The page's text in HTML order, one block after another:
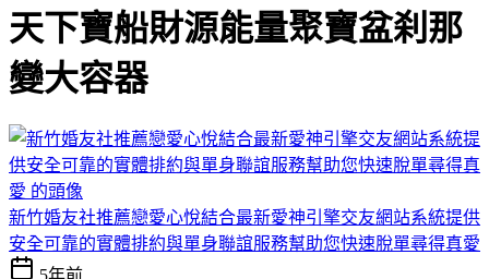
天下寶船財源能量聚寶盆刹那
變大容器
新竹婚友社推薦戀愛心悅結合最新愛神引擎交友網站系統提供
安全可靠的實體排約與單身聯誼服務幫助您快速脫單尋得真愛
5年前